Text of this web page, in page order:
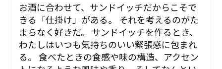
お酒に合わせて、サンドイッチだからこそで
きる「仕掛け」がある。 それを考えるのがた
まらなく好きだ。 サンドイッチを作るとき、
わたしはいつも気持ちのいい緊張感に包まれ
る。 食べたときの食感や味の構造、アクセン